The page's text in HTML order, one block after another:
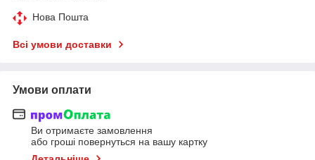
Нова Пошта
Всі умови доставки
Умови оплати
Ви отримаєте замовлення
або гроші повернуться на вашу картку